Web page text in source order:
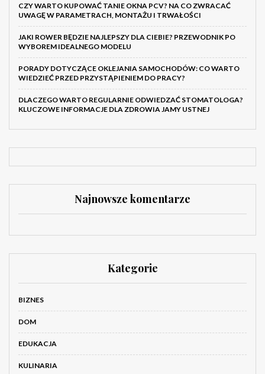
CZY WARTO KUPOWAĆ TANIE OKNA PCV? NA CO ZWRACAĆ
UWAGĘ W PARAMETRACH, MONTAŻU I TRWAŁOŚCI
JAKI ROWER BĘDZIE NAJLEPSZY DLA CIEBIE? PRZEWODNIK PO
WYBOREM IDEALNEGO MODELU
PORADY DOTYCZĄCE OKLEJANIA SAMOCHODÓW: CO WARTO
WIEDZIEĆ PRZED PRZYSTĄPIENIEM DO PRACY?
DLACZEGO WARTO REGULARNIE ODWIEDZAĆ STOMATOLOGA?
KLUCZOWE INFORMACJE DLA ZDROWIA JAMY USTNEJ
Najnowsze komentarze
Kategorie
BIZNES
DOM
EDUKACJA
KULINARIA